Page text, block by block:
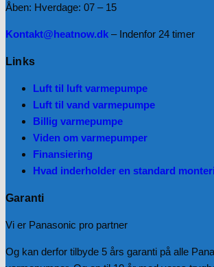
Åben: Hverdage: 07 – 15
Kontakt@heatnow.dk – Indenfor 24 timer
Links
Luft til luft varmepumpe
Luft til vand varmepumpe
Billig varmepumpe
Viden om varmepumper
Finansiering
Hvad inderholder en standard
Garanti
Vi er Panasonic pro partner
Og kan derfor tilbyde 5 års garanti på alle